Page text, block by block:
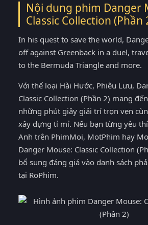
Nội dung phim Danger
Classic Collection (Phần
In his quest to save the world,
off against Greenback in a duel,
to the Bermuda Triangle and more.
Với thể loại Hài Hước, Phiêu Lưu,
Classic Collection (Phần 2) mang
những phút giây giải trí trọn vẹn
xây dựng tỉ mỉ. Nếu bạn từng yêu
Anh trên PhimMoi, MotPhim hay
Danger Mouse: Classic Collection
bổ sung đáng giá vào danh sách
tại RoPhim.